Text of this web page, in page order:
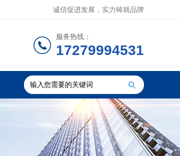
诚信促进发展，实力铸就品牌
服务热线：
17279994531